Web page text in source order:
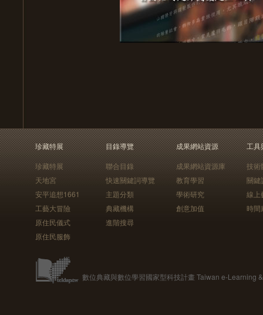
珍藏特展
珍藏特展
天地宮
安平追想1661
工藝大冒險
原住民儀式
原住民服飾
目錄導覽
聯合目錄
快速關鍵詞導覽
主題分類
典藏機構
進階搜尋
成果網站資源
成果網站資源庫
教育學習
學術研究
創意加值
工具
技術
關鍵
線上
時間
數位典藏與數位學習國家型科技計畫 Taiwan e-Learning